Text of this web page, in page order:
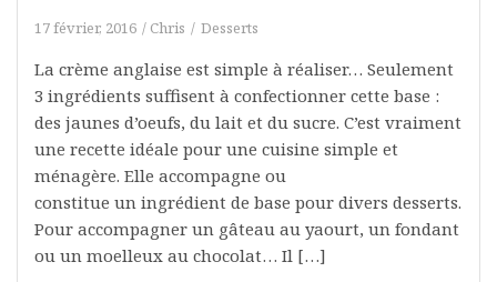
17 février, 2016 Chris Desserts
La crème anglaise est simple à réaliser… Seulement
3 ingrédients suffisent à confectionner cette base :
des jaunes d’oeufs, du lait et du sucre. C’est vraiment
une recette idéale pour une cuisine simple et
ménagère. Elle accompagne ou
constitue un ingrédient de base pour divers desserts.
Pour accompagner un gâteau au yaourt, un fondant
ou un moelleux au chocolat… Il […]